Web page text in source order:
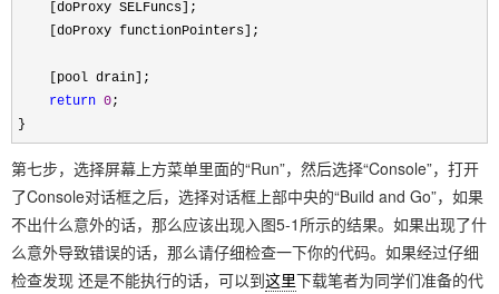
[doProxy SELFuncs];
[doProxy functionPointers];
[pool drain];
return 0;
}
第七步，选择屏幕上方菜单里面的“Run”，然后选择“Console”，打开
了Console对话框之后，选择对话框上部中央的“Build and Go”，如果
不出什么意外的话，那么应该出现入图5-1所示的结果。如果出现了什
么意外导致错误的话，那么请仔细检查一下你的代码。如果经过仔细
检查发现 还是不能执行的话，可以到这里下载笔者为同学们准备的代